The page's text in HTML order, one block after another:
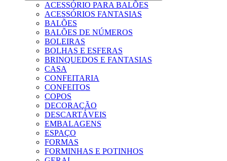
ACESSÓRIO PARA BALÕES
ACESSÓRIOS FANTASIAS
BALÕES
BALÕES DE NÚMEROS
BOLEIRAS
BOLHAS E ESFERAS
BRINQUEDOS E FANTASIAS
CASA
CONFEITARIA
CONFEITOS
COPOS
DECORAÇÃO
DESCARTÁVEIS
EMBALAGENS
ESPAÇO
FORMAS
FORMINHAS E POTINHOS